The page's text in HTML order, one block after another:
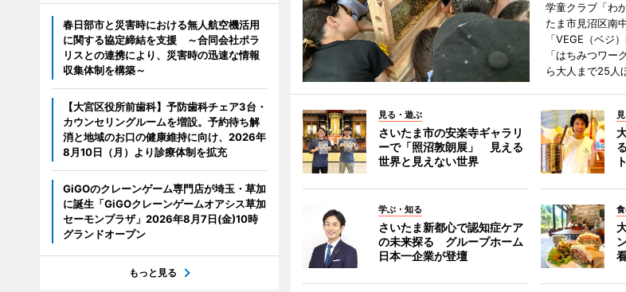
学童クラブ「わ
たま市見沼区南
「VEGE（ベジ
「はちみつワー
ら大人まで25人
見る・遊ぶ
さいたま市の安楽寺ギャラリ
ーで「照沼敦朗展」 見える
世界と見えない世界
学ぶ・知る
さいたま新都心で認知症ケア
の未来探る グループホーム
日本一企業が登壇
春日部市と災害時における無人航空機活用
に関する協定締結を支援 ～合同会社ポラ
リスとの連携により、災害時の迅速な情報
収集体制を構築～
【大宮区役所前歯科】予防歯科チェア3台・
カウンセリングルームを増設。予約待ち解
消と地域のお口の健康維持に向け、2026年
8月10日（月）より診療体制を拡充
GiGOのクレーンゲーム専門店が埼玉・草加
に誕生「GiGOクレーンゲームオアシス草加
セーモンプラザ」2026年8月7日(金)10時
グランドオープン
もっと見る